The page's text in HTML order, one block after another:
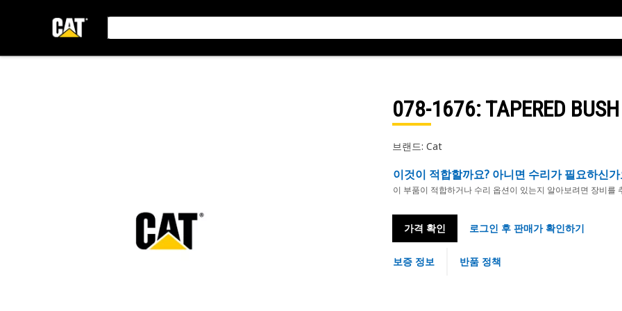
078-1676: TAPERED BUSH
브랜드: Cat
이것이 적합할까요? 아니면 수리가 필요하신가
이 부품이 적합하거나 수리 옵션이 있는지 알아보려면 장비를
가격 확인 로그인 후 판매가 확인하기
보증 정보 반품 정책